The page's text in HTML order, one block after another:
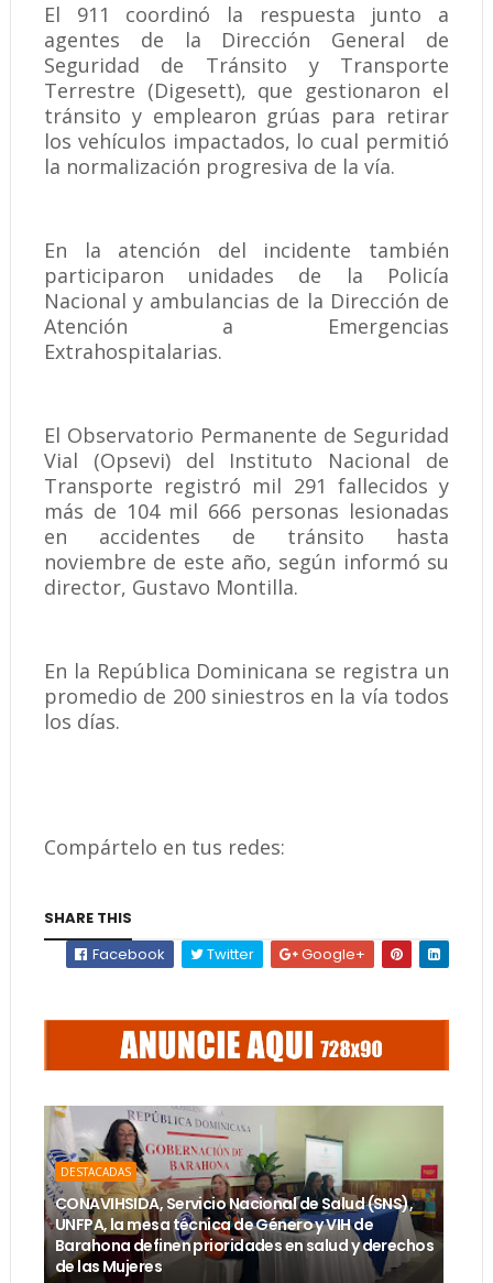
El 911 coordinó la respuesta junto a
agentes de la Dirección General de
Seguridad de Tránsito y Transporte
Terrestre (Digesett), que gestionaron el
tránsito y emplearon grúas para retirar
los vehículos impactados, lo cual permitió
la normalización progresiva de la vía.
En la atención del incidente también
participaron unidades de la Policía
Nacional y ambulancias de la Dirección de
Atención a Emergencias
Extrahospitalarias.
El Observatorio Permanente de Seguridad
Vial (Opsevi) del Instituto Nacional de
Transporte registró mil 291 fallecidos y
más de 104 mil 666 personas lesionadas
en accidentes de tránsito hasta
noviembre de este año, según informó su
director, Gustavo Montilla.
En la República Dominicana se registra un
promedio de 200 siniestros en la vía todos
los días.
Compártelo en tus redes:
SHARE THIS
Facebook
Twitter Google+
DESTACADAS
CONAVIHSIDA, Servicio Nacional de Salud (SNS),
UNFPA, la mesa técnica de Género y VIH de
Barahona definen prioridades en salud y derechos
de las Mujeres